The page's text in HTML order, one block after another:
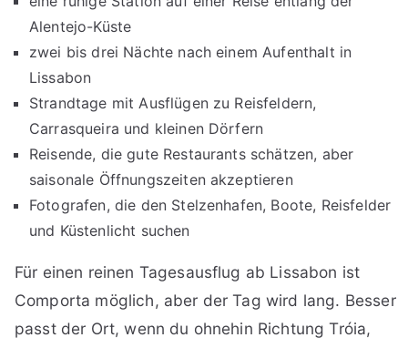
Alentejo-Küste
zwei bis drei Nächte nach einem Aufenthalt in
Lissabon
Strandtage mit Ausflügen zu Reisfeldern,
Carrasqueira und kleinen Dörfern
Reisende, die gute Restaurants schätzen, aber
saisonale Öffnungszeiten akzeptieren
Fotografen, die den Stelzenhafen, Boote, Reisfelder
und Küstenlicht suchen
Für einen reinen Tagesausflug ab Lissabon ist
Comporta möglich, aber der Tag wird lang. Besser
passt der Ort, wenn du ohnehin Richtung Tróia,